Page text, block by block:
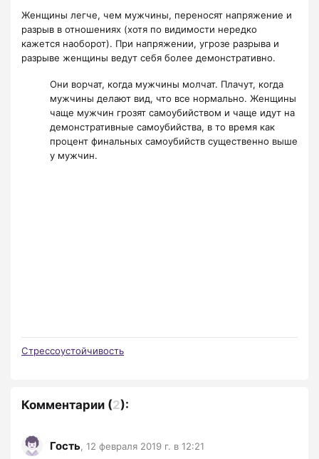
Женщины легче, чем мужчины, переносят напряжение и
разрыв в отношениях (хотя по видимости нередко
кажется наоборот). При напряжении, угрозе разрыва и
разрыве женщины ведут себя более демонстративно.
Они ворчат, когда мужчины молчат. Плачут, когда
мужчины делают вид, что все нормально. Женщины
чаще мужчин грозят самоубийством и чаще идут на
демонстративные самоубийства, в то время как
процент финальных самоубийств существенно выше
у мужчин.
Стрессоустойчивость
Комментарии (2):
Гость 12 февраля 2019 г. в 12:21